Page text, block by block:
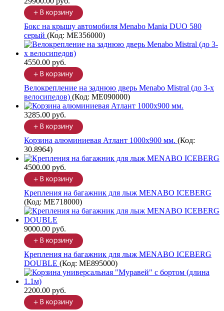
Бокс на крышу автомобиля Menabo Mania DUO 580
серый (Код: ME356000)
4550.00 руб.
Велокрепление на заднюю дверь Menabo Mistral (до 3-х
велосипедов) (Код: ME090000)
3285.00 руб.
Корзина алюминиевая Атлант 1000х900 мм. (Код:
30.8964)
4500.00 руб.
Крепления на багажник для лыж MENABO ICEBERG
(Код: ME718000)
9000.00 руб.
Крепления на багажник для лыж MENABO ICEBERG
DOUBLE (Код: ME895000)
2200.00 руб.